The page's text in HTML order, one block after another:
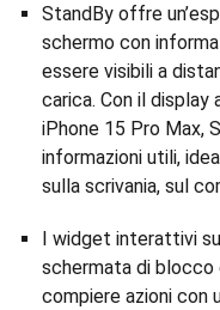
StandBy offre
schermo con
essere visibili a
carica. Con il display
iPhone 15 Pro Max,
informazioni utili,
sulla scrivania, sul
I widget interattivi
schermata di blocco
compiere azioni con